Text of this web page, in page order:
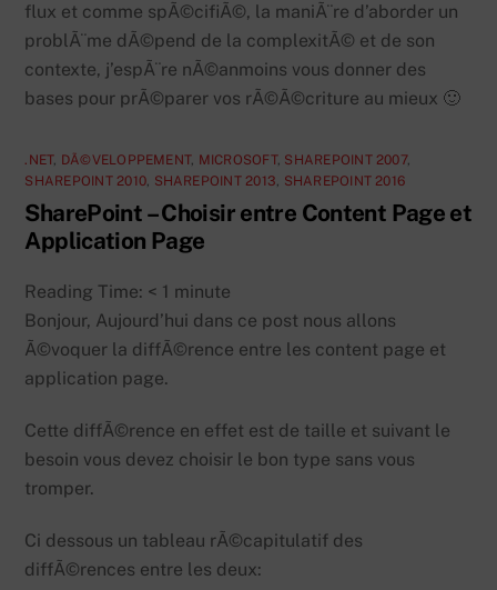
flux et comme spÃ©cifiÃ©, la maniÃ¨re d’aborder un
problÃ¨me dÃ©pend de la complexitÃ© et de son
contexte, j’espÃ¨re nÃ©anmoins vous donner des
bases pour prÃ©parer vos rÃ©Ã©criture au mieux 🙂
.NET, DÃ©VELOPPEMENT, MICROSOFT, SHAREPOINT 2007,
SHAREPOINT 2010, SHAREPOINT 2013, SHAREPOINT 2016
SharePoint – Choisir entre Content Page et
Application Page
Reading Time: < 1 minute
Bonjour, Aujourd’hui dans ce post nous allons
Ã©voquer la diffÃ©rence entre les content page et
application page.
Cette diffÃ©rence en effet est de taille et suivant le
besoin vous devez choisir le bon type sans vous
tromper.
Ci dessous un tableau rÃ©capitulatif des
diffÃ©rences entre les deux: